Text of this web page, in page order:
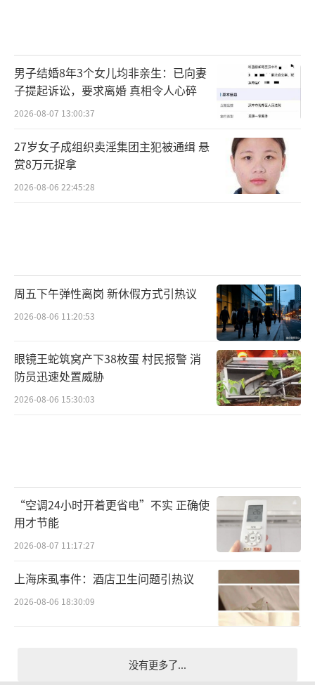
男子结婚8年3个女儿均非亲生：已向妻
子提起诉讼，要求离婚 真相令人心碎
2026-08-07 13:00:37
27岁女子成组织卖淫集团主犯被通缉 悬
赏8万元捉拿
2026-08-06 22:45:28
周五下午弹性离岗 新休假方式引热议
2026-08-06 11:20:53
眼镜王蛇筑窝产下38枚蛋 村民报警 消
防员迅速处置威胁
2026-08-06 15:30:03
“空调24小时开着更省电”不实 正确使
用才节能
2026-08-07 11:17:27
上海床虱事件：酒店卫生问题引热议
2026-08-06 18:30:09
没有更多了...